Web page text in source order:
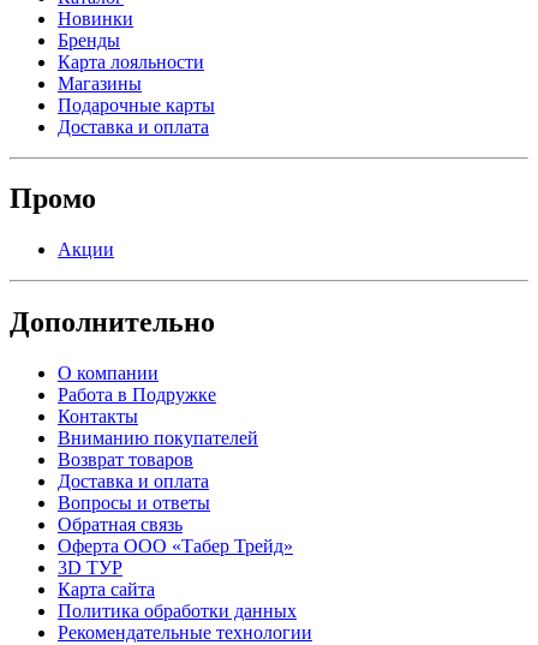
Новинки
Бренды
Карта лояльности
Магазины
Подарочные карты
Доставка и оплата
Промо
Акции
Дополнительно
О компании
Работа в Подружке
Контакты
Вниманию покупателей
Возврат товаров
Доставка и оплата
Вопросы и ответы
Обратная связь
Оферта ООО «Табер Трейд»
3D ТУР
Карта сайта
Политика обработки данных
Рекомендательные технологии